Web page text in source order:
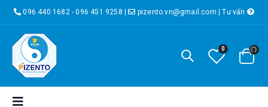
096 440 1682 - 096 451 9258 | pizento.vn@gmail.com |Tư vấn
0